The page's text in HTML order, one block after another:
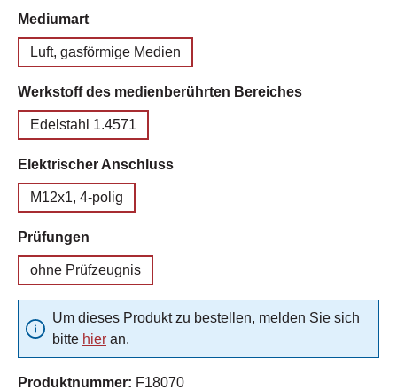
Mediumartauswählen
Luft, gasförmige Medien
Werkstoff des medienberührten Bereichesauswählen
Edelstahl 1.4571
Elektrischer Anschlussauswählen
M12x1, 4-polig
Prüfungen
ohne Prüfzeugnis
Um dieses Produkt zu bestellen, melden Sie sich
bitte hier an.
Produktnummer: F18070